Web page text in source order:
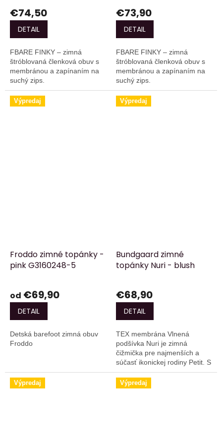
€74,50
DETAIL
FBARE FINKY – zimná
štróblovaná členková obuv s
membránou a zapínaním na
suchý zips.
€73,90
DETAIL
FBARE FINKY – zimná
štróblovaná členková obuv s
membránou a zapínaním na
suchý zips.
Výpredaj
Froddo zimné topánky -
pink G3160248-5
od €69,90
DETAIL
Detská barefoot zimná obuv
Froddo
Výpredaj
Bundgaard zimné
topánky Nuri - blush
€68,90
DETAIL
TEX membrána Vlnená
podšívka Nuri je zimná
čižmička pre najmenších a
súčasť ikonickej rodiny Petit. S
typickým strihom Bundgaard a
charakteristickou odolnou
špičkou je Nuri...
Výpredaj Výpredaj